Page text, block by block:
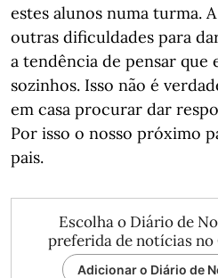
estes alunos numa turma.
outras dificuldades para
a tendência de pensar que
sozinhos. Isso não é
em casa procurar dar
Por isso o nosso próximo
pais.
Escolha o Diário de
preferida de notícias no
Adicionar o Diário de